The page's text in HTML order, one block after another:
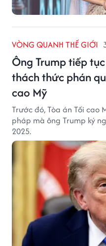
VÒNG QUANH THẾ GIỚI
Ông Trump tiếp
thách thức phán
cao Mỹ
Trước đó, Tòa án Tối cao
pháp mà ông Trump ký
2025.